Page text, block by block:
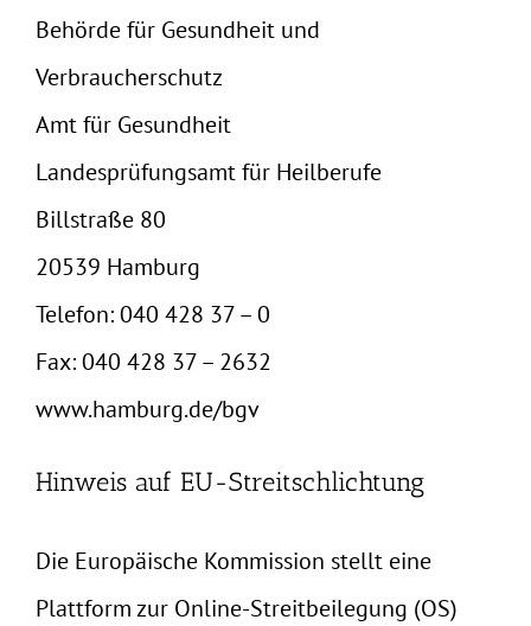
Behörde für Gesundheit und
Verbraucherschutz
Amt für Gesundheit
Landesprüfungsamt für Heilberufe
Billstraße 80
20539 Hamburg
Telefon:040 428 37 – 0
Fax:040 428 37 – 2632
www.hamburg.de/bgv
Hinweis auf EU-Streitschlichtung
Die Europäische Kommission stellt eine
Plattform zur Online-Streitbeilegung (OS)